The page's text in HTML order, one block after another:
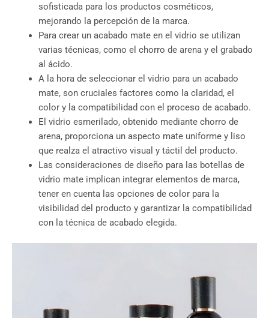
sofisticada para los productos cosméticos,
mejorando la percepción de la marca.
Para crear un acabado mate en el vidrio se utilizan
varias técnicas, como el chorro de arena y el grabado
al ácido.
A la hora de seleccionar el vidrio para un acabado
mate, son cruciales factores como la claridad, el
color y la compatibilidad con el proceso de acabado.
El vidrio esmerilado, obtenido mediante chorro de
arena, proporciona un aspecto mate uniforme y liso
que realza el atractivo visual y táctil del producto.
Las consideraciones de diseño para las botellas de
vidrio mate implican integrar elementos de marca,
tener en cuenta las opciones de color para la
visibilidad del producto y garantizar la compatibilidad
con la técnica de acabado elegida.